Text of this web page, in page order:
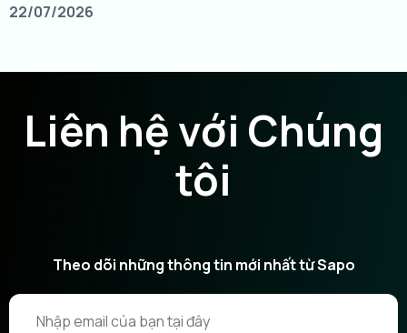
22/07/2026
Liên hệ với Chúng
tôi
Theo dõi những thông tin mới nhất từ Sapo